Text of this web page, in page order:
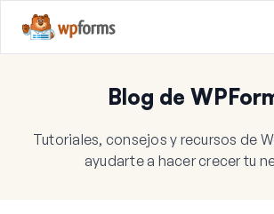
Blog de
Tutoriales, consejos y recursos de
ayudarte a hacer crecer tu